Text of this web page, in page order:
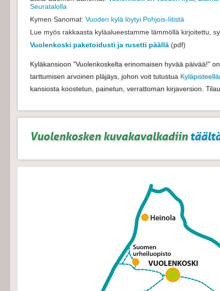
Seuratalolla
Kymen Sanomat: Vuoden kylä löytyi Pohjois-Iitistä
Lue myös rakkaasta kyläalueestamme lämmöllä kirjoitettu,
Vuolenkoski paketoidusti ja rusetti päällä (pdf)
Kyläkansioon "Vuolenkoskelta erinomaisen hyvää päivää!"
tarttumisen arvoinen pläjäys, johon voit tutustua
kansiosta koostetun, painetun, verrattoman kirjaversion.
Vuolenkosken kuvakavalkadiin